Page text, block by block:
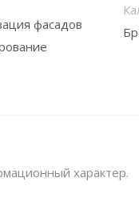
фасадов
характер.